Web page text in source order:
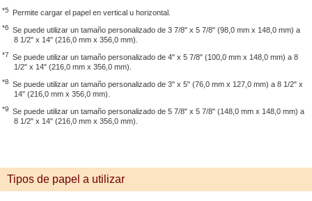
*5 Permite cargar el papel en vertical u horizontal.
*6 Se puede utilizar un tamaño personalizado de 3 7/8" x 5 7/8" (98,0 mm x 148,0 mm) a
8 1/2" x 14" (216,0 mm x 356,0 mm).
*7 Se puede utilizar un tamaño personalizado de 4" x 5 7/8" (100,0 mm x 148,0 mm) a 8
1/2" x 14" (216,0 mm x 356,0 mm).
*8 Se puede utilizar un tamaño personalizado de 3" x 5" (76,0 mm x 127,0 mm) a 8 1/2" x
14" (216,0 mm x 356,0 mm).
*9 Se puede utilizar un tamaño personalizado de 5 7/8" x 5 7/8" (148,0 mm x 148,0 mm) a
8 1/2" x 14" (216,0 mm x 356,0 mm).
Tipos de papel a utilizar